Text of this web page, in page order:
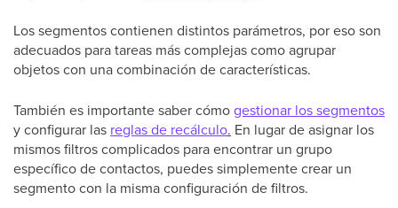
Los segmentos contienen distintos parámetros, por eso son
adecuados para tareas más complejas como agrupar
objetos con una combinación de características.
También es importante saber cómogestionar los segmentos
y configurar las reglas de recálculo. En lugar de asignar los
mismos filtros complicados para encontrar un grupo
específico de contactos, puedes simplemente crear un
segmento con la misma configuración de filtros.